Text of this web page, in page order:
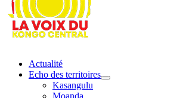
Actualité
Echo des territoires
Kasangulu
Moanda